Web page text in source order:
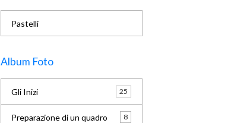
Pastelli
Album Foto
Gli Inizi 25
Preparazione di un quadro 8